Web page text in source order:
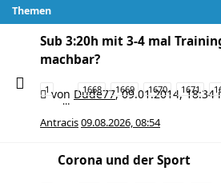
Themen
Sub 3:20h mit 3-4 mal
machbar?
1
…
1668 1669 1670 1671
von Dude77,09.01.2014, 18:34
Antracis09.08.2026, 08:54
Corona und der Sport